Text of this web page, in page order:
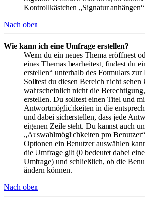
Kontrollkästchen „Signatur
Nach oben
Wie kann ich eine Umfrage erstellen?
Wenn du ein neues Thema eröffnest
eines Themas bearbeitest, findest du
erstellen“ unterhalb des Formulars zur
Solltest du diesen Bereich nicht sehen
wahrscheinlich nicht die
erstellen. Du solltest einen Titel und
Antwortmöglichkeiten in die
und dabei sicherstellen, dass jede
eigenen Zeile steht. Du kannst auch
„Auswahlmöglichkeiten pro
Optionen ein Benutzer auswählen
die Umfrage gilt (0 bedeutet dabei
Umfrage) und schließlich, ob die
ändern können.
Nach oben